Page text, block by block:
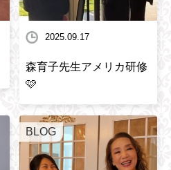
2025.09.17
森育子先生アメリカ研修
🩷
BLOG